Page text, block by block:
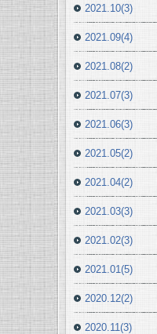
2021.10(3)
2021.09(4)
2021.08(2)
2021.07(3)
2021.06(3)
2021.05(2)
2021.04(2)
2021.03(3)
2021.02(3)
2021.01(5)
2020.12(2)
2020.11(3)